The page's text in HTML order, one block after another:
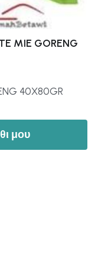
MIE GORENG
40X80GR
μου